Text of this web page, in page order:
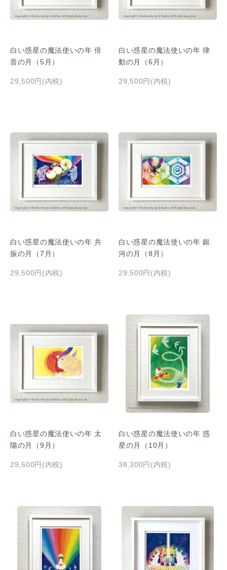
白い惑星の魔法使いの年 倍
音の月（5月）
29,500円(内税)
白い惑星の魔法使いの年 律
動の月（6月）
29,500円(内税)
白い惑星の魔法使いの年 共
振の月（7月）
29,500円(内税)
白い惑星の魔法使いの年 銀
河の月（8月）
29,500円(内税)
白い惑星の魔法使いの年 太
陽の月（9月）
29,500円(内税)
白い惑星の魔法使いの年 惑
星の月（10月）
38,300円(内税)